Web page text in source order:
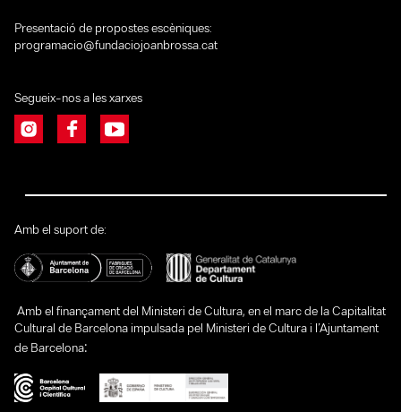
Presentació de propostes escèniques:
programacio@fundaciojoanbrossa.cat
Segueix-nos a les xarxes
Amb el suport de:
Amb el finançament del Ministeri de Cultura, en el marc de la Capitalitat
Cultural de Barcelona impulsada pel Ministeri de Cultura i l’Ajuntament
de Barcelona: